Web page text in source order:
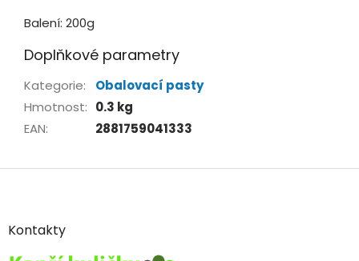
Balení: 200g
Doplňkové parametry
Kategorie:
Obalovací pasty
Hmotnost: 0.3 kg
EAN: 2881759041333
Z
aKontakty